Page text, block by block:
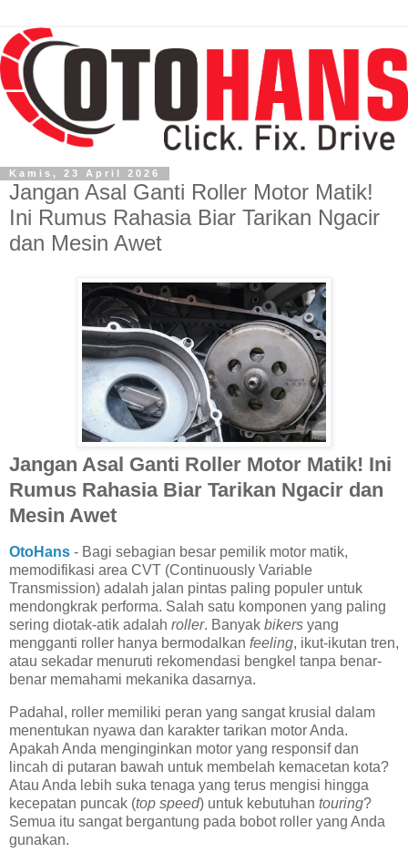
Kamis, 23 April 2026
Jangan Asal Ganti Roller Motor Matik!
Ini Rumus Rahasia Biar Tarikan Ngacir
dan Mesin Awet
Jangan Asal Ganti Roller Motor Matik! Ini
Rumus Rahasia Biar Tarikan Ngacir dan
Mesin Awet
OtoHans - Bagi sebagian besar pemilik motor matik,
memodifikasi area CVT (Continuously Variable
Transmission) adalah jalan pintas paling populer untuk
mendongkrak performa. Salah satu komponen yang paling
sering diotak-atik adalah roller. Banyak bikers yang
mengganti roller hanya bermodalkan feeling, ikut-ikutan tren,
atau sekadar menuruti rekomendasi bengkel tanpa benar-
benar memahami mekanika dasarnya.
Padahal, roller memiliki peran yang sangat krusial dalam
menentukan nyawa dan karakter tarikan motor Anda.
Apakah Anda menginginkan motor yang responsif dan
lincah di putaran bawah untuk membelah kemacetan kota?
Atau Anda lebih suka tenaga yang terus mengisi hingga
kecepatan puncak (top speed) untuk kebutuhan touring?
Semua itu sangat bergantung pada bobot roller yang Anda
gunakan.